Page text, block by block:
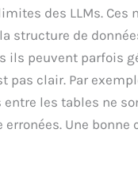
des LLMs. Ces
structure de
ils peuvent parfois
clair. Par
les tables ne
Une bonne